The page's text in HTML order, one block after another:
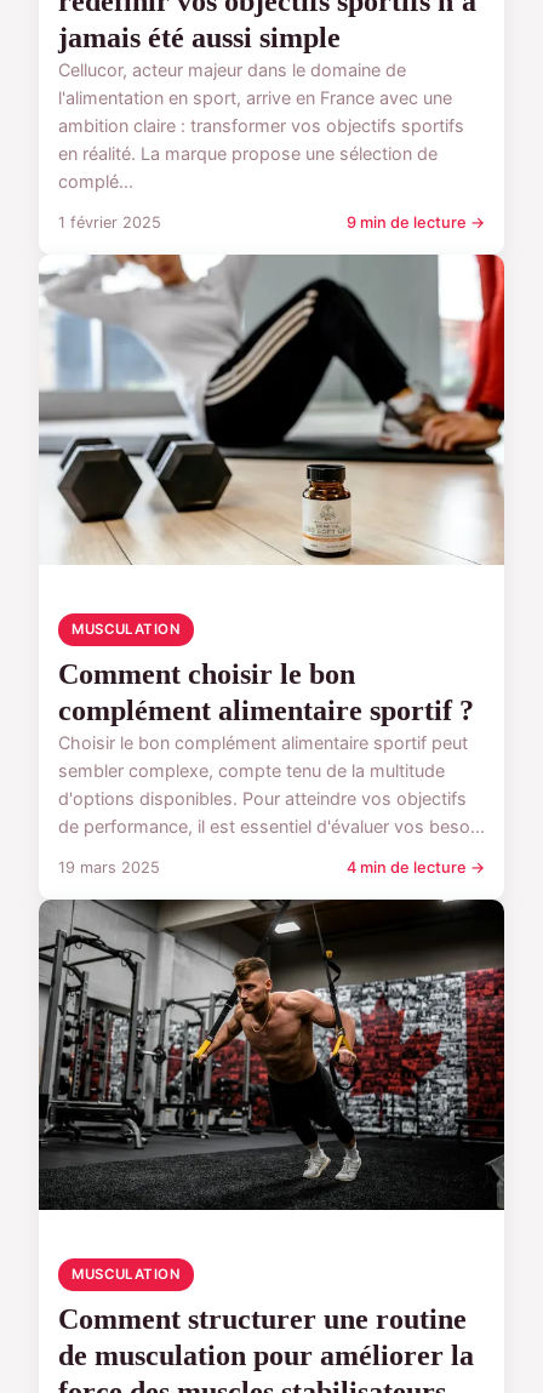
jamais été aussi simple
Cellucor, acteur majeur dans le domaine de
l'alimentation en sport, arrive en France avec une
ambition claire : transformer vos objectifs sportifs
en réalité. La marque propose une sélection de
complé...
1 février 2025 9 min de lecture →
MUSCULATION
Comment choisir le bon
complément alimentaire sportif ?
Choisir le bon complément alimentaire sportif peut
sembler complexe, compte tenu de la multitude
d'options disponibles. Pour atteindre vos objectifs
de performance, il est essentiel d'évaluer vos beso...
19 mars 2025 4 min de lecture →
MUSCULATION
Comment structurer une routine
de musculation pour améliorer la